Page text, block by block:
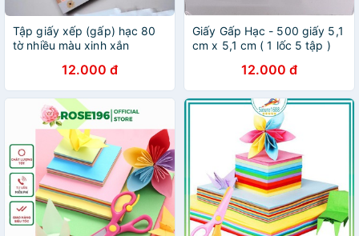
Tập giấy xếp (gấp) hạc 80
tờ nhiều màu xinh xắn
12.000 đ
Giấy Gấp Hạc - 500 giấy 5,1
cm x 5,1 cm ( 1 lốc 5 tập )
12.000 đ